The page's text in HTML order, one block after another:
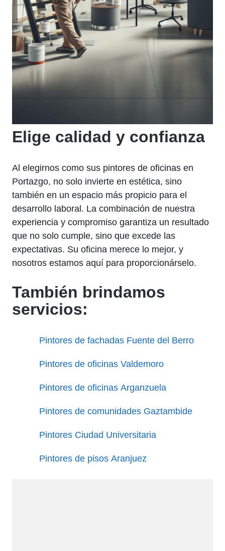
Elige calidad y confianza
Al elegirnos como sus pintores de oficinas en
Portazgo, no solo invierte en estética, sino
también en un espacio más propicio para el
desarrollo laboral. La combinación de nuestra
experiencia y compromiso garantiza un resultado
que no solo cumple, sino que excede las
expectativas. Su oficina merece lo mejor, y
nosotros estamos aquí para proporcionárselo.
También brindamos
servicios:
Pintores de fachadas Fuente del Berro
Pintores de oficinas Valdemoro
Pintores de oficinas Arganzuela
Pintores de comunidades Gaztambide
Pintores Ciudad Universitaria
Pintores de pisos Aranjuez